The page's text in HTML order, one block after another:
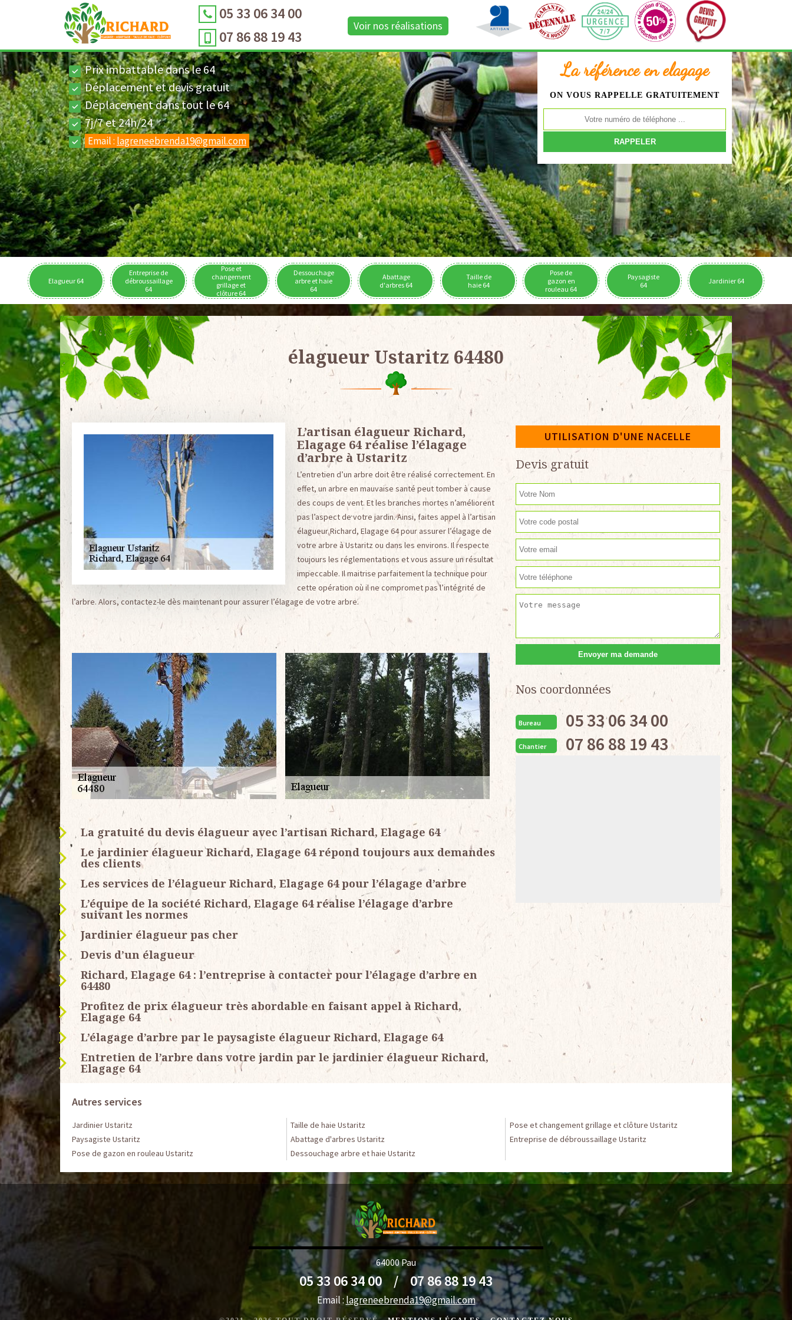
05 33 06 34 00
07 86 88 19 43
Voir nos réalisations
La référence en elagage
ON VOUS RAPPELLE GRATUITEMENT
Prix imbattable dans le 64
Déplacement et devis gratuit
Déplacement dans tout le 64
7j/7 et 24h/24
Email : lagreneebrenda19@gmail.com
Elagueur 64
Entreprise de
débroussaillage
64
Pose et
changement
grillage et
clôture 64
Dessouchage
arbre et haie
64
Abattage
d'arbres 64
Taille de
haie 64
Pose de
gazon en
rouleau 64
Paysagiste
64
Jardinier 64
élagueur Ustaritz 64480
L’artisan élagueur Richard,
Elagage 64 réalise l’élagage
d’arbre à Ustaritz
L’entretien d’un arbre doit être réalisé correctement. En
effet, un arbre en mauvaise santé peut tomber à cause
des coups de vent. Et les branches mortes n’améliorent
pas l’aspect de votre jardin. Ainsi, faites appel à l’artisan
élagueur Richard, Elagage 64 pour assurer l’élagage de
votre arbre à Ustaritz ou dans les environs. Il respecte
toujours les réglementations et vous assure un résultat
impeccable. Il maitrise parfaitement la technique pour
cette opération où il ne compromet pas l’intégrité de
l’arbre. Alors, contactez-le dès maintenant pour assurer l’élagage de votre arbre.
La gratuité du devis élagueur avec l’artisan Richard, Elagage 64
Le jardinier élagueur Richard, Elagage 64 répond toujours aux demandes
des clients
Les services de l’élagueur Richard, Elagage 64 pour l’élagage d’arbre
L’équipe de la société Richard, Elagage 64 réalise l’élagage d’arbre
suivant les normes
Jardinier élagueur pas cher
Devis d’un élagueur
Richard, Elagage 64 : l’entreprise à contacter pour l’élagage d’arbre en
64480
Profitez de prix élagueur très abordable en faisant appel à Richard,
Elagage 64
L’élagage d’arbre par le paysagiste élagueur Richard, Elagage 64
Entretien de l’arbre dans votre jardin par le jardinier élagueur Richard,
Elagage 64
UTILISATION D'UNE NACELLE
Devis gratuit
Nos coordonnées
Bureau 05 33 06 34 00
Chantier 07 86 88 19 43
Autres services
Jardinier Ustaritz
Paysagiste Ustaritz
Pose de gazon en rouleau Ustaritz
Taille de haie Ustaritz
Abattage d'arbres Ustaritz
Dessouchage arbre et haie Ustaritz
Pose et changement grillage et clôture Ustaritz
Entreprise de débroussaillage Ustaritz
64000 Pau
05 33 06 34 00 / 07 86 88 19 43
Email : lagreneebrenda19@gmail.com